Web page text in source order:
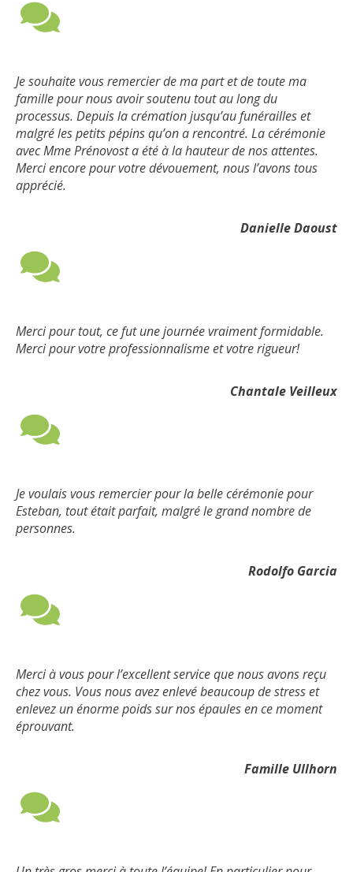
Je souhaite vous remercier de ma part et de toute ma
famille pour nous avoir soutenu tout au long du
processus. Depuis la crémation jusqu’au funérailles et
malgré les petits pépins qu’on a rencontré. La cérémonie
avec Mme Prénovost a été à la hauteur de nos attentes.
Merci encore pour votre dévouement, nous l’avons tous
apprécié.
Danielle Daoust
Merci pour tout, ce fut une journée vraiment formidable.
Merci pour votre professionnalisme et votre rigueur!
Chantale Veilleux
Je voulais vous remercier pour la belle cérémonie pour
Esteban, tout était parfait, malgré le grand nombre de
personnes.
Rodolfo Garcia
Merci à vous pour l’excellent service que nous avons reçu
chez vous. Vous nous avez enlevé beaucoup de stress et
enlevez un énorme poids sur nos épaules en ce moment
éprouvant.
Famille Ullhorn